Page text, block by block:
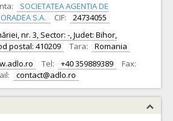
SOCIETATEA AGENTIA DE
S.A.
CIF:
24734055
nr. 3, Sector: -, Judet: Bihor,
postal: 410209
Tara:
Romania
Tel: +40 359889389
Fax:
contact@adlo.ro